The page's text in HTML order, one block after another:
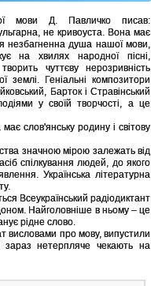
мови Д. Павличко писав:
не кривоуста. Вона має
незбагненна душа нашої мови,
на хвилях народної пісні,
чуттєву нерозривність
землі. Геніальні композитори
Барток і Стравінський
у своїй творчості, а це
слов'янську родину і світову
значною мірою залежать від
спілкування людей, до якого
Українська літературна
Всеукраїнський радіодиктант
Найголовніше в ньому – це
рідне слово.
висловами про мову, випустили
зараз нетерпляче чекають на